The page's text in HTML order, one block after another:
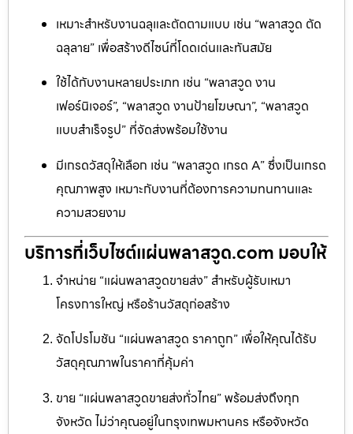
เหมาะสำหรับงานฉลุและตัดตามแบบ เช่น “พลาสวูด ตัด
ฉลุลาย” เพื่อสร้างดีไซน์ที่โดดเด่นและทันสมัย
ใช้ได้กับงานหลายประเภท เช่น “พลาสวูด งาน
เฟอร์นิเจอร์”, “พลาสวูด งานป้ายโฆษณา”, “พลาสวูด
แบบสำเร็จรูป” ที่จัดส่งพร้อมใช้งาน
มีเกรดวัสดุให้เลือก เช่น “พลาสวูด เกรด A” ซึ่งเป็นเกรด
คุณภาพสูง เหมาะกับงานที่ต้องการความทนทานและ
ความสวยงาม
บริการที่เว็บไซต์แผ่นพลาสวูด.com มอบให้
จำหน่าย “แผ่นพลาสวูดขายส่ง” สำหรับผู้รับเหมา
โครงการใหญ่ หรือร้านวัสดุก่อสร้าง
จัดโปรโมชัน “แผ่นพลาสวูด ราคาถูก” เพื่อให้คุณได้รับ
วัสดุคุณภาพในราคาที่คุ้มค่า
ขาย “แผ่นพลาสวูดขายส่งทั่วไทย” พร้อมส่งถึงทุก
จังหวัด ไม่ว่าคุณอยู่ในกรุงเทพมหานคร หรือจังหวัด